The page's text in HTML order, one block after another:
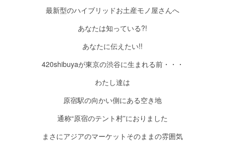
最新型のハイブリッドお土産モノ屋さんへ
あなたは知っている?!
あなたに伝えたい!!
420shibuyaが東京の渋谷に生まれる前・・・
わたし達は
原宿駅の向かい側にある空き地
通称“原宿のテント村”におりました
まさにアジアのマーケットそのままの雰囲気